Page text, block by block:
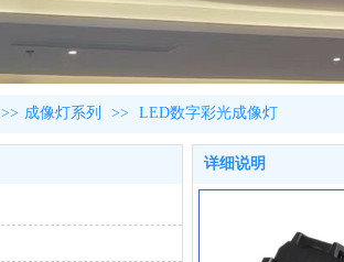
>> 成像灯系列 >> LED数字彩光成像灯
详细说明